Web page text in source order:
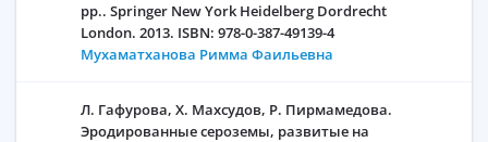
pp.. Springer New York Heidelberg Dordrecht
London. 2013. ISBN: 978-0-387-49139-4
Мухаматханова Римма Фаильевна
Л. Гафурова, Х. Махсудов, Р. Пирмамедова.
Эродированные сероземы, развитые на